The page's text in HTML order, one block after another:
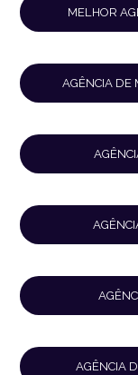
MELHOR
AGÊNCIA DE
AGÊNCIA